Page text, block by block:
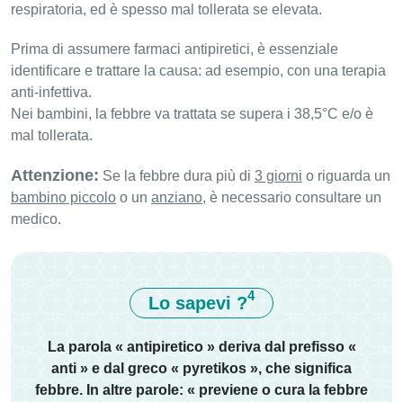
respiratoria, ed è spesso mal tollerata se elevata.
Prima di assumere farmaci antipiretici, è essenziale
identificare e trattare la causa: ad esempio, con una terapia
anti-infettiva.
Nei bambini, la febbre va trattata se supera i 38,5°C e/o è
mal tollerata.
Attenzione: Se la febbre dura più di 3 giorni o riguarda un
bambino piccolo o un anziano, è necessario consultare un
medico.
Lo sapevi ?4
La parola « antipiretico » deriva dal prefisso «
anti » e dal greco « pyretikos », che significa
febbre. In altre parole: « previene o cura la febbre